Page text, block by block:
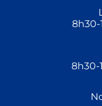
8h30-
8h30-